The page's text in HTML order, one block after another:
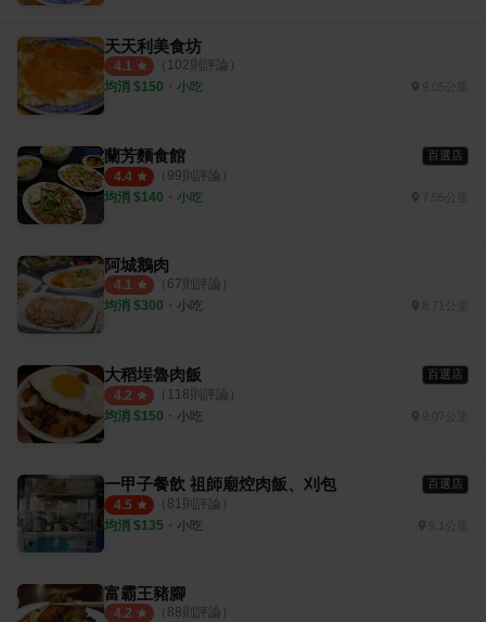
天天利美食坊
4.1 （ 102則評論）
均消 $150 ・ 小吃 9.05公里
蘭芳麵食館 百選店
4.4 （ 99則評論）
均消 $140 ・ 小吃 7.56公里
阿城鵝肉
4.1 （ 67則評論）
均消 $300 ・ 小吃
大稻埕魯肉飯 百選店
4.2 （ 118則評論）
均消 $150 ・ 小吃
一甲子餐飲 祖師廟焢肉飯、刈包 百選店
4.5 （ 81 則評論）
均消 $135 ・ 小吃
富霸王豬腳
4.2 （ 88則評論）